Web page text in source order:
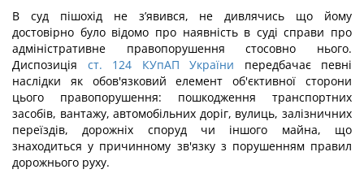
В суд пішохід не з’явився, не дивлячись що йому
достовірно було відомо про наявність в суді справи про
адміністративне правопорушення стосовно нього.
Диспозиція ст. 124 КУпАП України передбачає певні
наслідки як обов'язковий елемент об'єктивної сторони
цього правопорушення: пошкодження транспортних
засобів, вантажу, автомобільних доріг, вулиць, залізничних
переїздів, дорожніх споруд чи іншого майна, що
знаходиться у причинному зв'язку з порушенням правил
дорожнього руху.